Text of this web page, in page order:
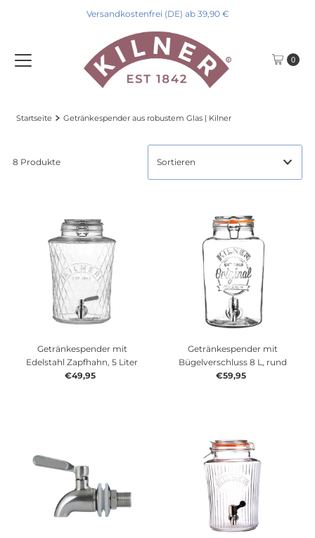
Direkt zum InhaltVersandkostenfrei (DE) ab 39,90 €
0
Startseite Getränkespender aus robustem Glas | Kilner
8 Produkte
Am relevantesten
meistverkauft
Alphabetisch, A-Z
Alphabetisch, Z-A
Preis, niedrig nach hoch
Datum, alt zu neu
Getränkespender mit
Edelstahl Zapfhahn, 5 Liter
Regulärer
€49,95
Getränkespender mit
Bügelverschluss 8 L, rund
Regulärer
€59,95